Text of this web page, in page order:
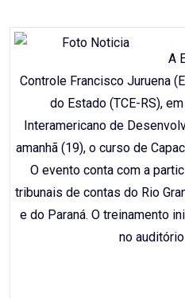
A
Controle Francisco Juruena
do Estado (TCE-RS),
Interamericano de
amanhã (19), o curso de
O evento conta com a
tribunais de contas do Rio
e do Paraná. O treinamento
no auditório